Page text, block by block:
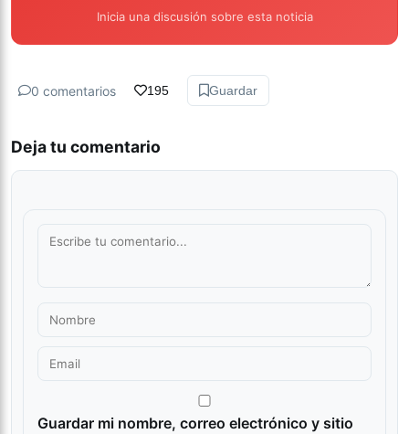
Inicia una discusión sobre esta noticia
0 comentarios 195 Guardar
Deja tu comentario
Guardar mi nombre, correo electrónico y sitio